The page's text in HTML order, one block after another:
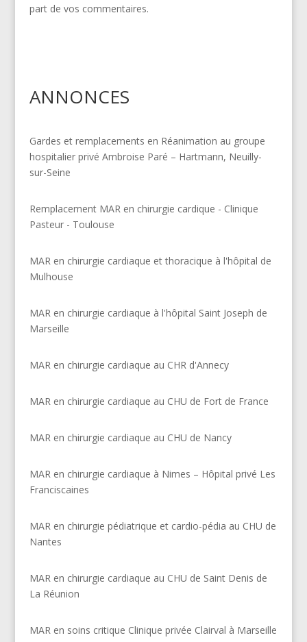
part de vos commentaires.
ANNONCES
Gardes et remplacements en Réanimation au groupe
hospitalier privé Ambroise Paré – Hartmann, Neuilly-
sur-Seine
Remplacement MAR en chirurgie cardique - Clinique
Pasteur - Toulouse
MAR en chirurgie cardiaque et thoracique à l'hôpital de
Mulhouse
MAR en chirurgie cardiaque à l'hôpital Saint Joseph de
Marseille
MAR en chirurgie cardiaque au CHR d'Annecy
MAR en chirurgie cardiaque au CHU de Fort de France
MAR en chirurgie cardiaque au CHU de Nancy
MAR en chirurgie cardiaque à Nimes – Hôpital privé Les
Franciscaines
MAR en chirurgie pédiatrique et cardio-pédia au CHU de
Nantes
MAR en chirurgie cardiaque au CHU de Saint Denis de
La Réunion
MAR en soins critique Clinique privée Clairval à Marseille